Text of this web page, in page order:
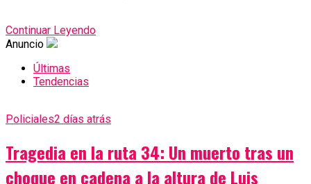
Continuar Leyendo
Anuncio
Últimas
Tendencias
Policiales2 días atrás
Tragedia en la ruta 34: Un muerto tras un
choque en cadena a la altura de Luis